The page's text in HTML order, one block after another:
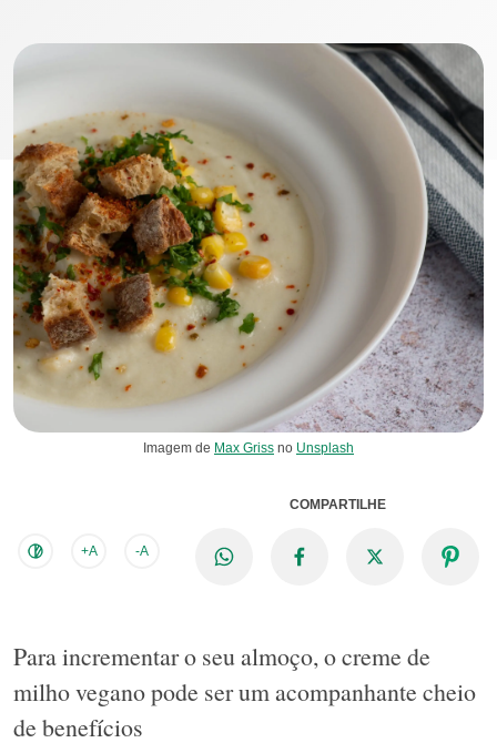
Imagem de Max Griss no Unsplash
+A -A
COMPARTILHE
Para incrementar o seu almoço, o creme de
milho vegano pode ser um acompanhante cheio
de benefícios